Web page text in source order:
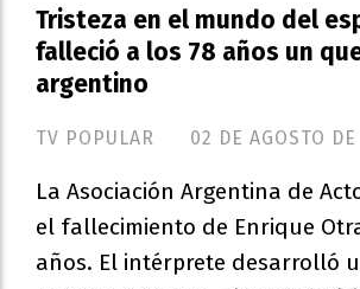
Tristeza en el mundo del
falleció a los 78 años un
argentino
TV POPULAR 02 DE AGOSTO
La Asociación Argentina de
el fallecimiento de Enrique
años. El intérprete desarrolló